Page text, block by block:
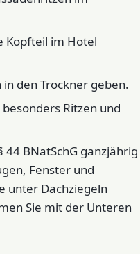
Kopfteil im Hotel
den Trockner geben.
Ritzen und
BNatSchG ganzjährig
Fenster und
unter Dachziegeln
Sie mit der Unteren